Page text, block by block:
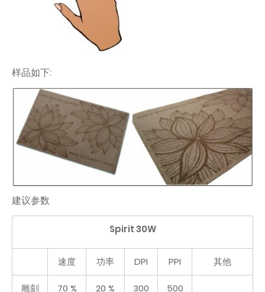
样品如下:
建议参数
Spirit 30W
速度 功率 DPI PPI 其他
雕刻 70 % 20 % 300
500